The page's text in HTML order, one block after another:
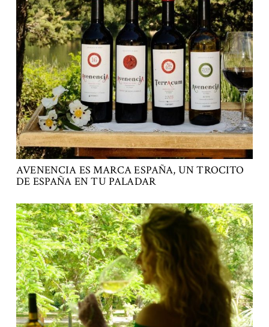
AVENENCIA ES MARCA ESPAÑA, UN TROCITO
DE ESPAÑA EN TU PALADAR